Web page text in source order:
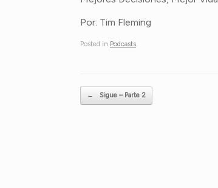
Por: Tim Fleming
Posted in Podcasts.
Post navigation
← Sigue – Parte 2